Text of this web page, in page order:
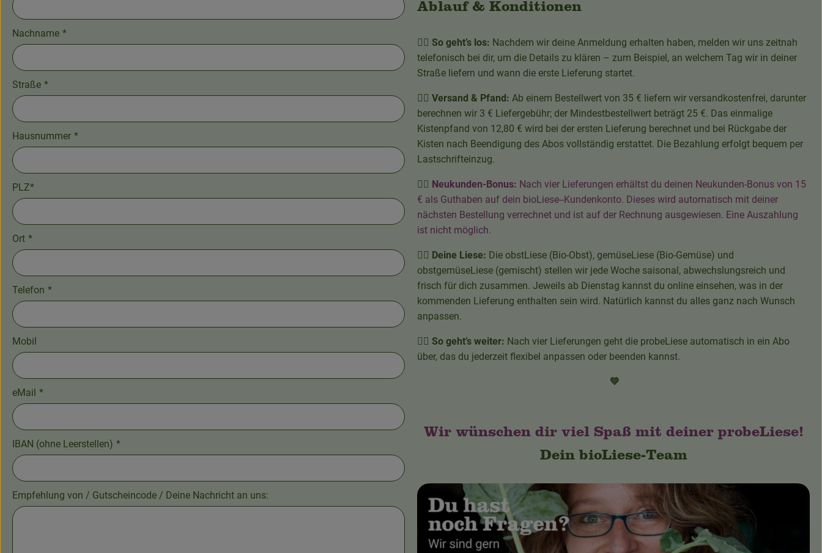
Nachname *
Straße *
Hausnummer *
PLZ*
Ort *
Telefon *
Mobil
eMail *
IBAN (ohne Leerstellen) *
Empfehlung von / Gutscheincode / Deine Nachricht an uns:
Ablauf & Konditionen
👉🏼 So geht’s los: Nachdem wir deine Anmeldung erhalten haben, melden wir uns zeitnah
telefonisch bei dir, um die Details zu klären – zum Beispiel, an welchem Tag wir in deiner
Straße liefern und wann die erste Lieferung startet.
👉🏼 Versand & Pfand: Ab einem Bestellwert von 35 € liefern wir versandkostenfrei, darunter
berechnen wir 3 € Liefergebühr; der Mindestbestellwert beträgt 25 €. Das einmalige
Kistenpfand von 12,80 € wird bei der ersten Lieferung berechnet und bei Rückgabe der
Kisten nach Beendigung des Abos vollständig erstattet. Die Bezahlung erfolgt bequem per
Lastschrifteinzug.
👉🏼 Neukunden-Bonus: Nach vier Lieferungen erhältst du deinen Neukunden-Bonus von 15
€ als Guthaben auf dein bioLiese--Kundenkonto. Dieses wird automatisch mit deiner
nächsten Bestellung verrechnet und ist auf der Rechnung ausgewiesen. Eine Auszahlung
ist nicht möglich.
👉🏼 Deine Liese: Die obstLiese (Bio-Obst), gemüseLiese (Bio-Gemüse) und
obstgemüseLiese (gemischt) stellen wir jede Woche saisonal, abwechslungsreich und
frisch für dich zusammen. Jeweils ab Dienstag kannst du online einsehen, was in der
kommenden Lieferung enthalten sein wird. Natürlich kannst du alles ganz nach Wunsch
anpassen.
👉🏼 So geht’s weiter: Nach vier Lieferungen geht die probeLiese automatisch in ein Abo
über, das du jederzeit flexibel anpassen oder beenden kannst.
💚
Wir wünschen dir viel Spaß mit deiner probeLiese!
Dein bioLiese-Team